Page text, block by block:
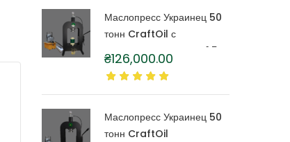
Маслопресс Украинец 50
тонн CraftOil с
капролоновой бочкой 1,5
литра
₴126,000.00
Маслопресс Украинец 50
тонн CraftOil